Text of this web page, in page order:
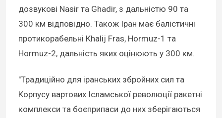
дозвукові Nasir та Ghadir, з дальністю 90 та
300 км відповідно. Також Іран має балістичні
протикорабельні Khalij Fras, Hormuz-1 та
Hormuz-2, дальність яких оцінюють у 300 км.
"Традиційно для іранських збройних сил та
Корпусу вартових Ісламської революції ракетні
комплекси та боєприпаси до них зберігаються